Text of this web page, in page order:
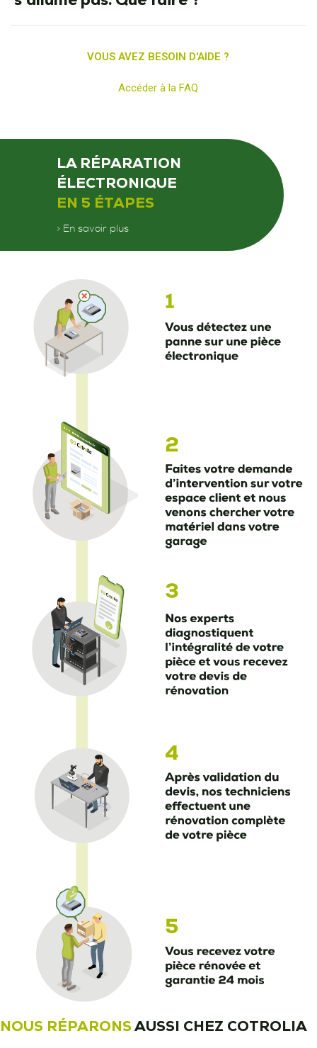
VOUS AVEZ BESOIN D'AIDE ?
Accéder à la FAQ
LA RÉPARATION
ÉLECTRONIQUE
EN 5 ÉTAPES
> En savoir plus
NOUS RÉPARONSAUSSI CHEZ COTROLIA